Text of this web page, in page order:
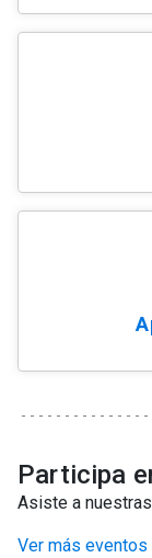
Participa
Asiste a
Ver más eventos